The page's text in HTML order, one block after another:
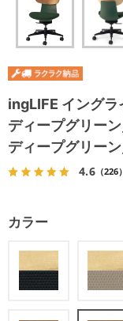
ingLIFE イング
ディープグリー
ディープグリー
4.6（226）
カラー